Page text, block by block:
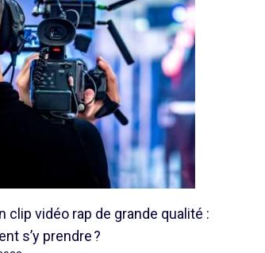
clip vidéo rap de grande qualité :
s’y prendre ?